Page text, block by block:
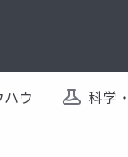
ハウ 科学